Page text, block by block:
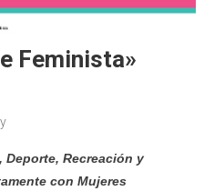
Feminista»
Deporte, Recreación y
con Mujeres